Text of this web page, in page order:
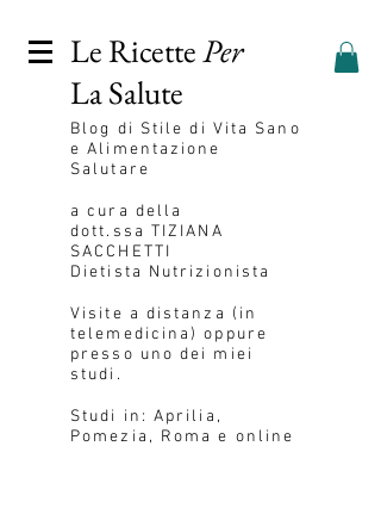
Le RicettePer
La Salute
Blog di Stile di Vita Sano
e Alimentazione
Salutare
a cura della
dott.ssa TIZIANA
SACCHETTI
Dietista Nutrizionista
Visite a distanza (in
telemedicina) oppure
presso uno dei miei
studi.
Studi in: Aprilia,
Pomezia, Roma e online